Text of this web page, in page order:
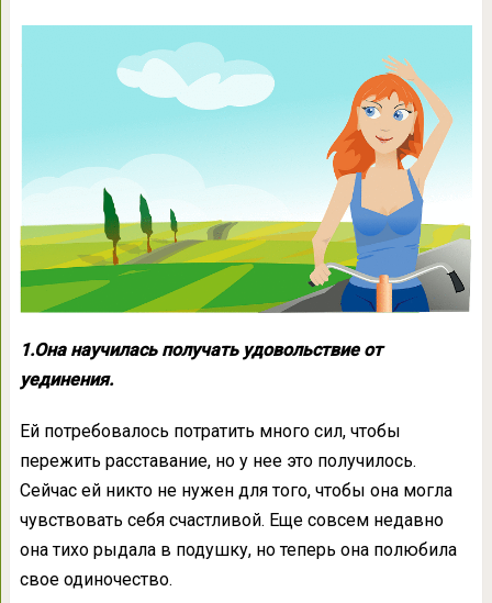
1.Она научилась получать удовольствие от
уединения.
Ей потребовалось потратить много сил, чтобы
пережить расставание, но у нее это получилось.
Сейчас ей никто не нужен для того, чтобы она могла
чувствовать себя счастливой. Еще совсем недавно
она тихо рыдала в подушку, но теперь она полюбила
свое одиночество.